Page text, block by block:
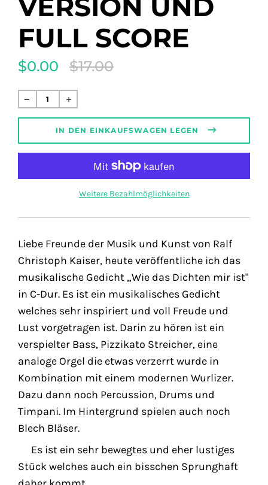
VERSION UND
FULL SCORE
$0.00
Translation
de.products.product.regular_price
$17.00
Normaler
Preis
IN DEN EINKAUFSWAGEN LEGEN
Weitere Bezahlmöglichkeiten
Liebe Freunde der Musik und Kunst von Ralf
Christoph Kaiser, heute veröffentliche ich das
musikalische Gedicht „Wie das Dichten mir ist"
in C-Dur. Es ist ein musikalisches Gedicht
welches sehr inspiriert und voll Freude und
Lust vorgetragen ist. Darin zu hören ist ein
verspielter Bass, Pizzikato Streicher, eine
analoge Orgel die etwas verzerrt wurde in
Kombination mit einem modernen Wurlizer.
Dazu dann noch Percussion, Drums und
Timpani. Im Hintergrund spielen auch noch
Blech Bläser.
Es ist ein sehr bewegtes und eher lustiges
Stück welches auch ein bisschen Sprunghaft